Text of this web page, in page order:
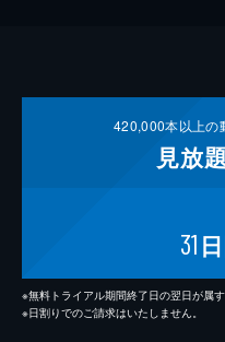
420,000本以上の
見放題
31
※無料トライアル期間終了日の翌日が属
※日割りでのご請求はいたしません。